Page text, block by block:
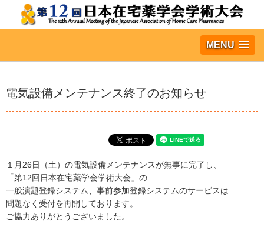
MENU
電気設備メンテナンス終了のお知らせ
１月26日（土）の電気設備メンテナンスが無事に完了し、
「第12回日本在宅薬学会学術大会」の
一般演題登録システム、事前参加登録システムのサービスは
問題なく受付を再開しております。
ご協力ありがとうございました。